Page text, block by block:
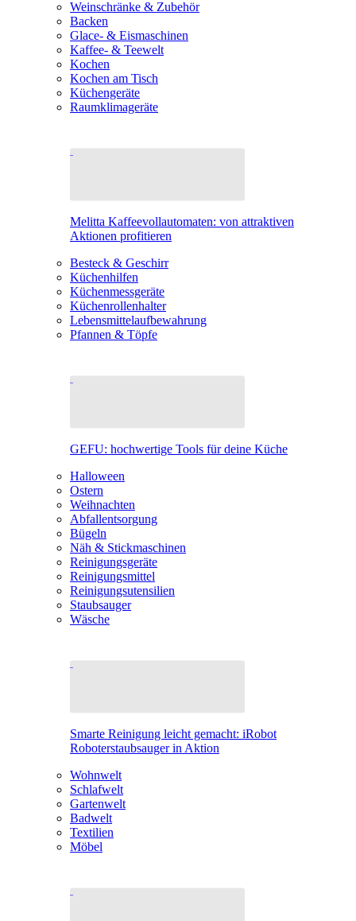
Weinschränke & Zubehör
Backen
Glace- & Eismaschinen
Kaffee- & Teewelt
Kochen
Kochen am Tisch
Küchengeräte
Raumklimageräte
Melitta Kaffeevollautomaten: von attraktiven
Aktionen profitieren
Besteck & Geschirr
Küchenhilfen
Küchenmessgeräte
Küchenrollenhalter
Lebensmittelaufbewahrung
Pfannen & Töpfe
GEFU: hochwertige Tools für deine Küche
Halloween
Ostern
Weihnachten
Abfallentsorgung
Bügeln
Näh & Stickmaschinen
Reinigungsgeräte
Reinigungsmittel
Reinigungsutensilien
Staubsauger
Wäsche
Smarte Reinigung leicht gemacht: iRobot
Roboterstaubsauger in Aktion
Wohnwelt
Schlafwelt
Gartenwelt
Badwelt
Textilien
Möbel